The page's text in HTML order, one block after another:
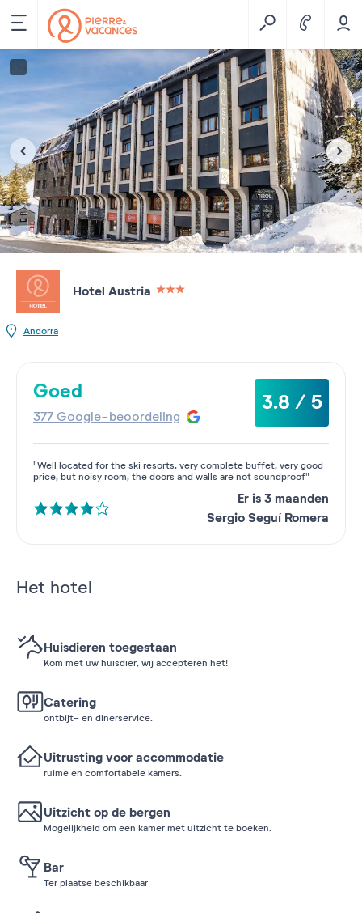
Hotel Austria
Andorra
Goed
377 Google-beoordeling
3.8 / 5
"Well located for the ski resorts, very complete buffet, very good
price, but noisy room, the doors and walls are not soundproof"
Er is 3 maanden
Sergio Seguí Romera
Het hotel
Huisdieren toegestaan
Kom met uw huisdier, wij accepteren het!
Catering
ontbijt- en dinerservice.
Uitrusting voor accommodatie
ruime en comfortabele kamers.
Uitzicht op de bergen
Mogelijkheid om een kamer met uitzicht te boeken.
Bar
Ter plaatse beschikbaar